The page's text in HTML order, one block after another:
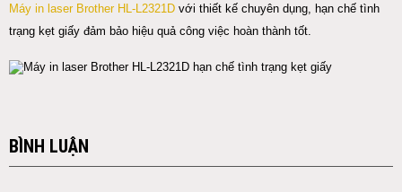
Máy in laser Brother HL-L2321D với thiết kế chuyên dụng, hạn chế tình
trạng kẹt giấy đảm bảo hiệu quả công việc hoàn thành tốt.
BÌNH LUẬN